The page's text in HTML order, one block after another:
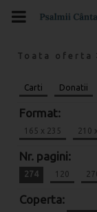
Toata oferta
Carti Donatii
Format:
165 x 235 210
Nr. pagini:
274 120
Coperta: